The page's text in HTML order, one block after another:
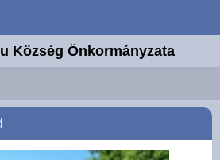
Község Önkormányzata